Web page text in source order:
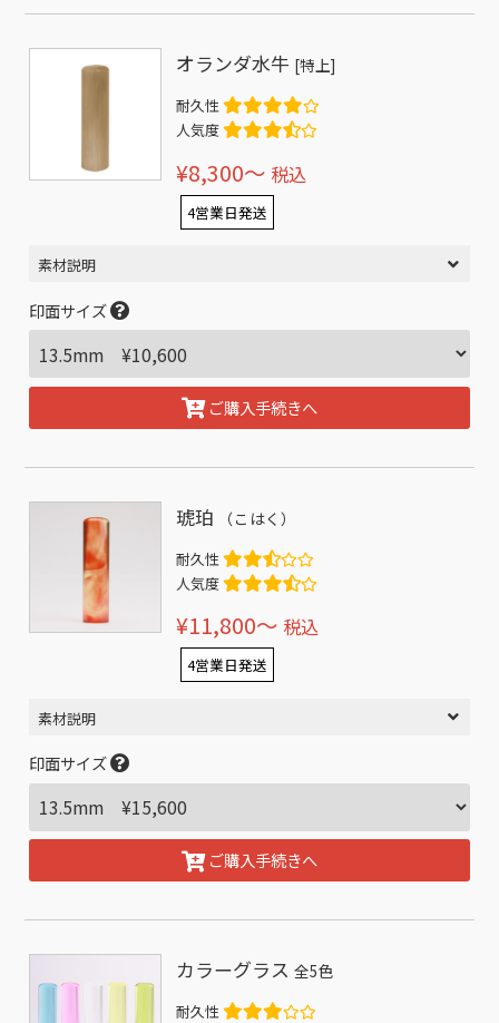
オランダ水牛 [特上]
耐久性
人気度
¥8,300〜 税込
4営業日発送
素材説明
印面サイズ
ご購入手続きへ
琥珀 （こはく）
耐久性
人気度
¥11,800〜 税込
4営業日発送
素材説明
印面サイズ
ご購入手続きへ
カラーグラス全5色
耐久性